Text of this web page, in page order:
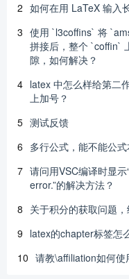
2 如何在用 LaTeX 输入
3 使用 `l3coffins` 将
拼接后，整个 `coffin`
隙，如何解决？
4 latex 中怎么样给第二
上加号？
5 测试反馈
6 多行公式，能不能公
7 请问用VSC编译时显
error.”的解决方法？
8 关于积分的获取问题
9 latex的chapter标签怎
10 请教\affiliation如何使